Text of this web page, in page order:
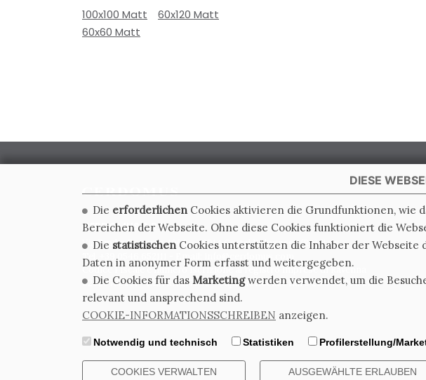
100x100 Matt
60x120 Matt
60x60 Matt
CERDOMUS S.R.L.
Via Emilia Ponente, 1000 - 48014 Castel Bolognese (RA) Italy
Tel. +39.0546.652111 - Email: info@cerdomus.com
Codice Fiscale e numero iscrizione al registro imprese di Ravenna
02620780391 - REA RA 217992 - Capitale Sociale Euro 20.000.000 i.v.
DIESE
Die erforderlichen Cookies aktivieren die Grundfunktionen, wie
Bereichen der Webseite. Ohne diese Cookies funktioniert die
Die statistischen Cookies unterstützen die Inhaber der
Daten in anonymer Form erfasst und weitergegeben.
Die Cookies für das Marketingwerden verwendet, um die
relevant und ansprechend sind.
COOKIE-INFORMATIONSSCHREIBEN anzeigen.
Notwendig und technisch Statistiken Profilerstellung/
COOKIES VERWALTEN AUSGEWÄHLTE ERLAUBEN